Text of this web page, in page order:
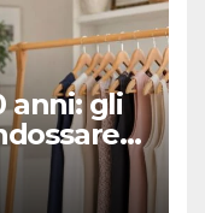
anni: gli
i